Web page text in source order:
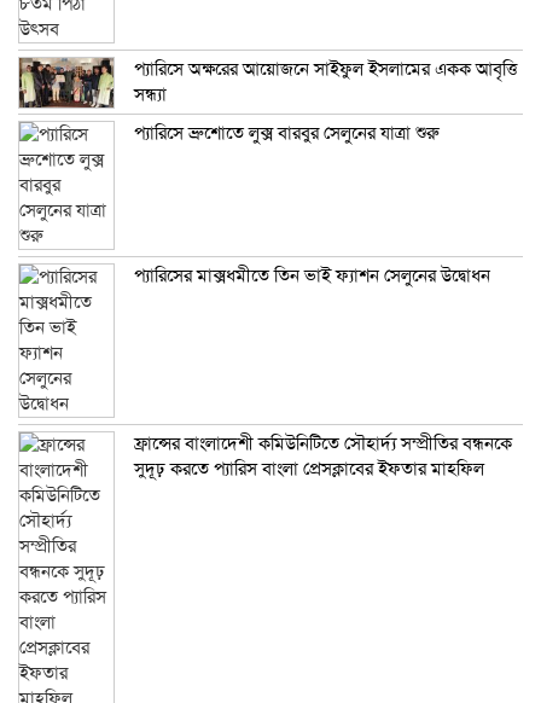
প্যারিসে অক্ষরের আয়োজনে সাইফুল ইসলামের একক আবৃত্তি
সন্ধ্যা
প্যারিসে ব্রুশোতে লুক্স বারবুর সেলুনের যাত্রা শুরু
প্যারিসের মাক্সধমীতে তিন ভাই ফ্যাশন সেলুনের উদ্বোধন
ফ্রান্সের বাংলাদেশী কমিউনিটিতে সৌহার্দ্য সম্প্রীতির বন্ধনকে
সুদূঢ় করতে প্যারিস বাংলা প্রেসক্লাবের ইফতার মাহফিল